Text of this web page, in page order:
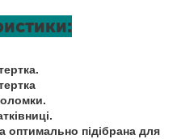
оптимально підібрана для